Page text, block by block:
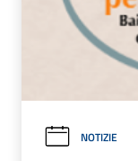
NOTIZIE